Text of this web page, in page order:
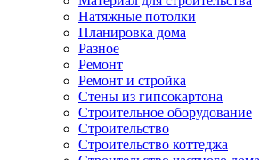
Натяжные потолки
Планировка дома
Разное
Ремонт
Ремонт и стройка
Стены из гипсокартона
Строительное оборудование
Строительство
Строительство коттеджа